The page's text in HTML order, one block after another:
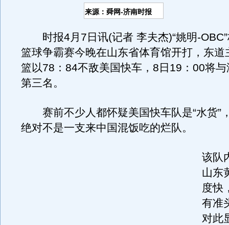
来源：舜网-济南时报
时报4月7日讯(记者 李夫杰)“姚明-OBC”
篮球争霸赛今晚在山东省体育馆开打，东道
篮以78：84不敌美国快车，8日19：00将
第三名。
赛前不少人都怀疑美国快车队是“水货”
绝对不是一支来中国混饭吃的烂队。
该队
山东
度快
有准
对此